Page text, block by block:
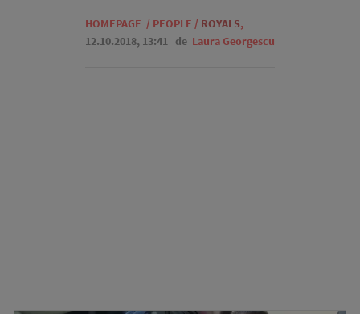
HOMEPAGE / PEOPLE / ROYALS,
12.10.2018, 13:41 de Laura Georgescu